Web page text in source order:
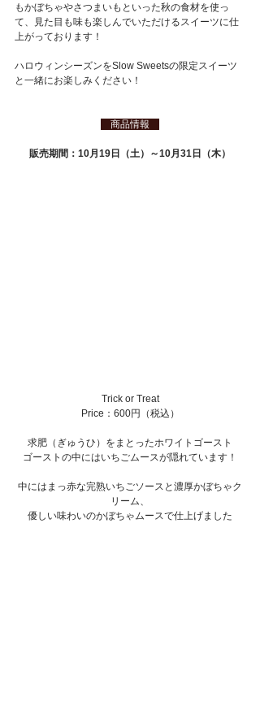
もかぼちゃやさつまいもといった秋の食材を使っ
て、見た目も味も楽しんでいただけるスイーツに仕
上がっております！
ハロウィンシーズンをSlow Sweetsの限定スイーツ
と一緒にお楽しみください！
商品情報
販売期間：10月19日（土）～10月31日（木）
Trick or Treat
Price：600円（税込）
求肥（ぎゅうひ）をまとったホワイトゴースト
ゴーストの中にはいちごムースが隠れています！
中にはまっ赤な完熟いちごソースと濃厚かぼちゃク
リーム、
優しい味わいのかぼちゃムースで仕上げました